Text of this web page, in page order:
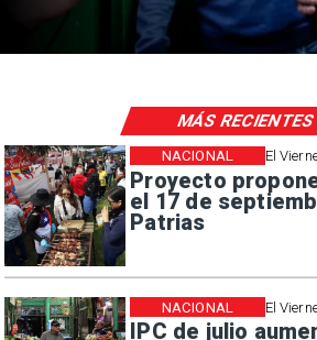
El
Proyecto
el 17 de
Patrias
NACIONAL
El
IPC de julio
NACIONAL
MÁS RECIENTES